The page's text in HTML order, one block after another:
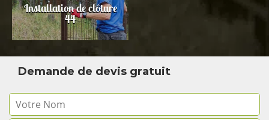
Installation de clôture
44
Demande de devis gratuit